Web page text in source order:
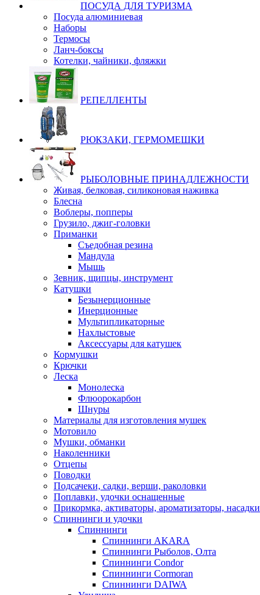
ПОСУДА ДЛЯ ТУРИЗМА
Посуда алюминиевая
Наборы
Термосы
Ланч-боксы
Котелки, чайники, фляжки
РЕПЕЛЛЕНТЫ
РЮКЗАКИ, ГЕРМОМЕШКИ
РЫБОЛОВНЫЕ ПРИНАДЛЕЖНОСТИ
Живая, белковая, силиконовая наживка
Блесна
Воблеры, попперы
Грузило, джиг-головки
Приманки
Съедобная резина
Мандула
Мышь
Зевник, щипцы, инструмент
Катушки
Безынерционные
Инерционные
Мультипликаторные
Нахлыстовые
Аксессуары для катушек
Кормушки
Крючки
Леска
Монолеска
Флюорокарбон
Шнуры
Материалы для изготовления мушек
Мотовило
Мушки, обманки
Наколенники
Отцепы
Поводки
Подсачеки, садки, верши, раколовки
Поплавки, удочки оснащенные
Прикормка, активаторы, ароматизаторы, насадки
Спиннинги и удочки
Спиннинги
Спиннинги AKARA
Спиннинги Рыболов, Олта
Спиннинги Condor
Спиннинги Cormoran
Спиннинги DAIWA